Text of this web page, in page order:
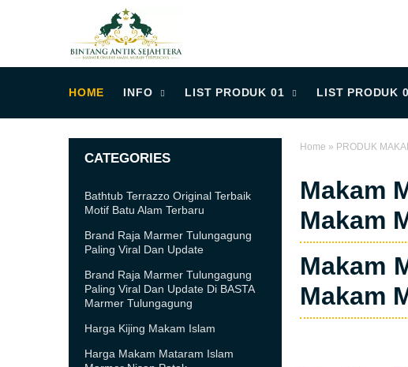
HOME INFO LIST PRODUK 01 LIST PRODUK
Home » PRODUK
Makam
Makam
Makam
Makam
CATEGORIES
Bathtub Terrazzo Original Terbaik
Motif Batu Alam Terbaru
Brand Raja Marmer Tulungagung
Paling Viral Dan Update
Brand Raja Marmer Tulungagung
Paling Viral Dan Update Di BASTA
Marmer Tulungagung
Harga Kijing Makam Islam
Harga Makam Mataram Islam